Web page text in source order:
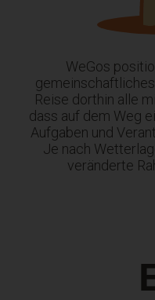
WeGos
Reise dorthin alle
dass auf dem Weg
Aufgaben und
Je nach
veränderte